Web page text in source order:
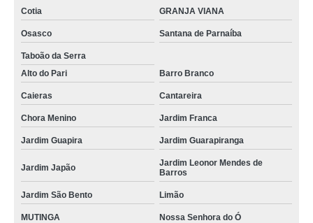
Cotia GRANJA VIANA
Osasco Santana de Parnaíba
Taboão da Serra
Alto do Pari
Barro Branco
Caieras Cantareira
Chora Menino Jardim Franca
Jardim Guapira Jardim Guarapiranga
Jardim Japão
Jardim Leonor Mendes de
Barros
Jardim São Bento Limão
MUTINGA Nossa Senhora do Ó